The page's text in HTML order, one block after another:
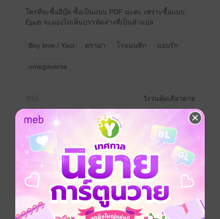
ใครที่จะซื้ออีบุ๊ค ซื้อเป็นแบบ PDF นะคะ เพราะซื้อแบบ
Epub จะมองไม่เห็นบรรทัดล่างที่เป็นคำแปล
Boy love / Yaoi ดรามา โรแมนติก แอบรัก
omegaverse
วังวนคุ้มเดียวดาย
ประเภทไฟล์ (สารบัญ)
วันที่วางขาย 05 กรกฎาคม 2568
ความยาว 316 หน้า (≈ 85,023 คำ)
ราคาปก 349 บาท (ประหยัด 37%)
เล่มอื่นๆ ในซีรีส์ ดูทั้งหมด